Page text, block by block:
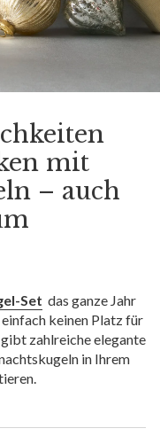
mit
– auch
Set das ganze Jahr
keinen Platz für
zahlreiche elegante
in Ihrem